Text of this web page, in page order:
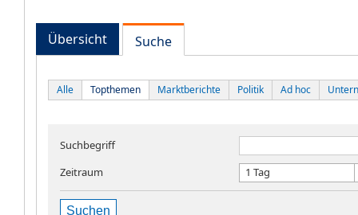
Übersicht Suche
Alle Topthemen Marktberichte Politik Ad hoc
Suchbegriff
Zeitraum
1 Tag
Suchen